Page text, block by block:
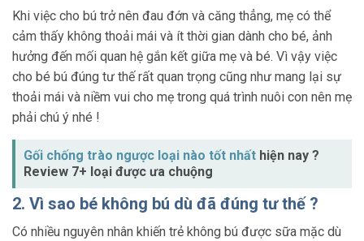
Khi việc cho bú trở nên đau đớn và căng thẳng, mẹ có thể
cảm thấy không thoải mái và ít thời gian dành cho bé, ảnh
hưởng đến mối quan hệ gắn kết giữa mẹ và bé. Vì vậy việc
cho bé bú đúng tư thế rất quan trọng cũng như mang lại sự
thoải mái và niềm vui cho mẹ trong quá trình nuôi con nên mẹ
phải chú ý nhé !
Gối chống trào ngược loại nào tốt nhất hiện nay ?
Review 7+ loại được ưa chuộng
2. Vì sao bé không bú dù đã đúng tư thế ?
Có nhiều nguyên nhân khiến trẻ không bú được sữa mặc dù